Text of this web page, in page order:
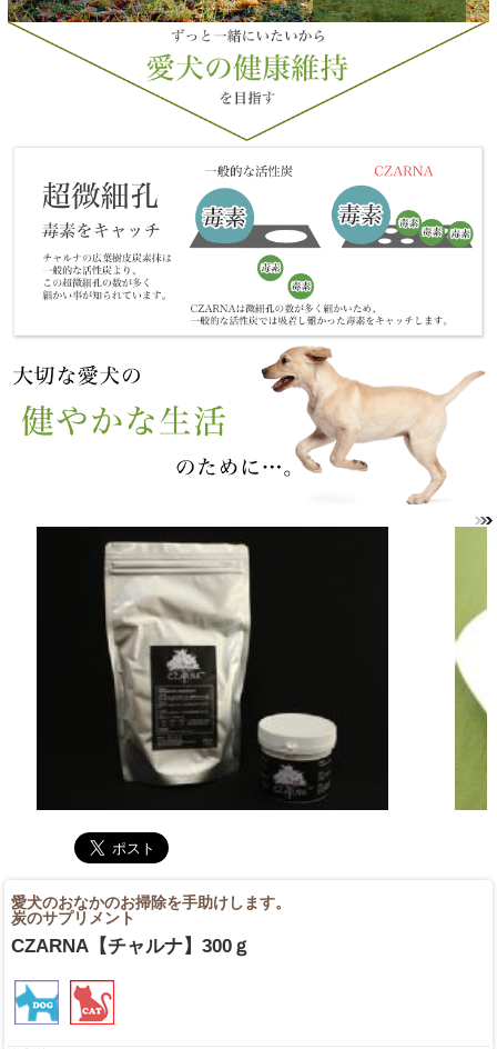
愛犬のおなかのお掃除を手助けします。
炭のサプリメント
CZARNA【チャルナ】300ｇ